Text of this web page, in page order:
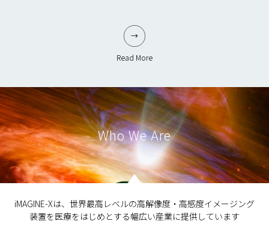
Read More
Who We Are
iMAGINE-Xは、世界最高レベルの高解像度・ 高感度イメージング
装置を医療をはじめとする幅広い産業に提供しています